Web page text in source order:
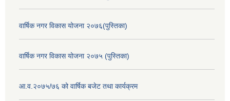
वार्षिक नगर विकास योजना २०७६(पुस्तिका)
वार्षिक नगर विकास योजना २०७५ (पुस्तिका)
आ.व.२०७५/७६ को वार्षिक बजेट तथा कार्यक्रम